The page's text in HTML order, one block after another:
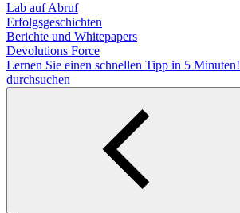
Lab auf Abruf
Erfolgsgeschichten
Berichte und Whitepapers
Devolutions Force
Lernen Sie einen schnellen Tipp in 5 Minuten!
durchsuchen